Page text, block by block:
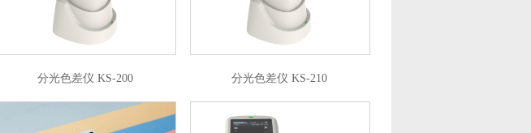
分光色差仪 KS-200 分光色差仪 KS-210